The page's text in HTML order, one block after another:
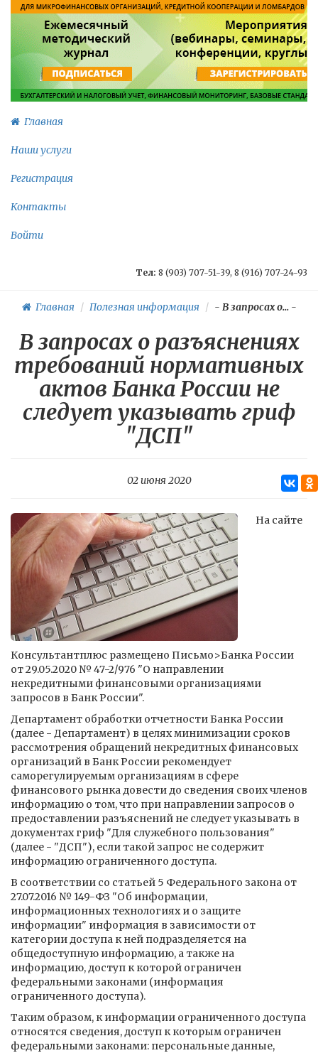
Главная
Наши услуги
Регистрация
Контакты
Войти
Тел: 8 (903) 707-51-39, 8 (916) 707-24-93
Главная Полезная информация - В запросах о...-
В запросах о разъяснениях
требований нормативных
актов Банка России не
следует указывать гриф
"ДСП"
02 июня 2020
На сайте
Консультантплюс размещено Письмо>Банка России
от 29.05.2020 № 47-2/976 "О направлении
некредитными финансовыми организациями
запросов в Банк России".
Департамент обработки отчетности Банка России
(далее - Департамент) в целях минимизации сроков
рассмотрения обращений некредитных финансовых
организаций в Банк России рекомендует
саморегулируемым организациям в сфере
финансового рынка довести до сведения своих членов
информацию о том, что при направлении запросов о
предоставлении разъяснений не следует указывать в
документах гриф "Для служебного пользования"
(далее - "ДСП"), если такой запрос не содержит
информацию ограниченного доступа.
В соответствии со статьей 5 Федерального закона от
27.07.2016 № 149-ФЗ "Об информации,
информационных технологиях и о защите
информации" информация в зависимости от
категории доступа к ней подразделяется на
общедоступную информацию, а также на
информацию, доступ к которой ограничен
федеральными законами (информация
ограниченного доступа).
Таким образом, к информации ограниченного доступа
относятся сведения, доступ к которым ограничен
федеральными законами: персональные данные,